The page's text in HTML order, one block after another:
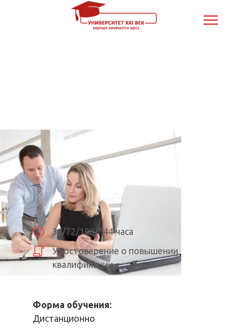
Документационное
обеспечение деятельности
организации
Форма обучения:
Дистанционно
36/72/108/144 часа
Удостоверение о повышении
квалификации